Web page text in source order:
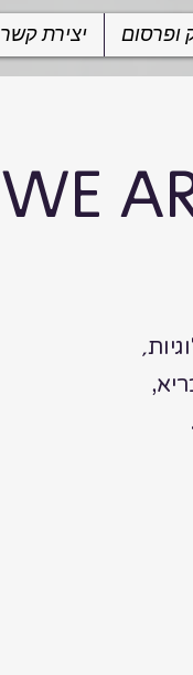
יצירת קשר ופרסום
WE
,